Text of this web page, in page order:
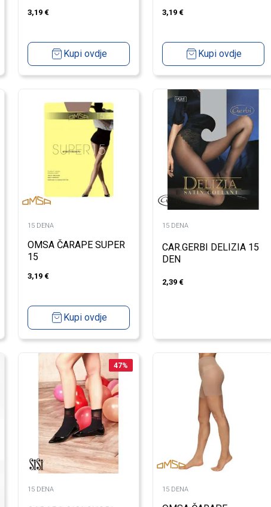
3,19 €
Kupi ovdje
3,19 €
Kupi ovdje
15 DENA
OMSA ČARAPE SUPER
15
3,19 €
Kupi ovdje
15 DENA
CAR.GERBI DELIZIA 15
DEN
2,39 €
47%
15 DENA 15 DENA